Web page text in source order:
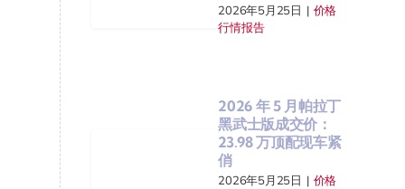
2026年5月25日 | 价格
行情报告
2026 年 5 月帕拉丁
黑武士版成交价：
23.98 万顶配现车紧
俏
2026年5月25日 | 价格